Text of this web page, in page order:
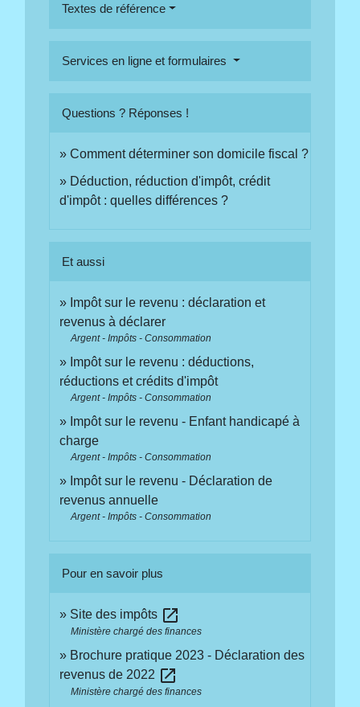
Textes de référence
Services en ligne et formulaires
Questions ? Réponses !
Comment déterminer son domicile fiscal ?
Déduction, réduction d'impôt, crédit
d'impôt : quelles différences ?
Et aussi
Impôt sur le revenu : déclaration et
revenus à déclarer
Argent - Impôts - Consommation
Impôt sur le revenu : déductions,
réductions et crédits d'impôt
Argent - Impôts - Consommation
Impôt sur le revenu - Enfant handicapé à
charge
Argent - Impôts - Consommation
Impôt sur le revenu - Déclaration de
revenus annuelle
Argent - Impôts - Consommation
Pour en savoir plus
Site des impôts open_in_new
Ministère chargé des finances
Brochure pratique 2023 - Déclaration des
revenus de 2022 open_in_new
Ministère chargé des finances